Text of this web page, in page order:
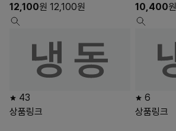
12,100원 12,100원
43
상품링크
10,400원
6
상품링크